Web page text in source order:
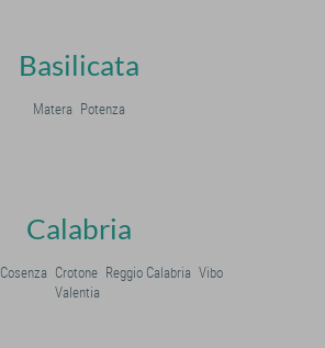
Basilicata
Matera Potenza
Calabria
Cosenza Crotone Reggio Calabria Vibo
Valentia